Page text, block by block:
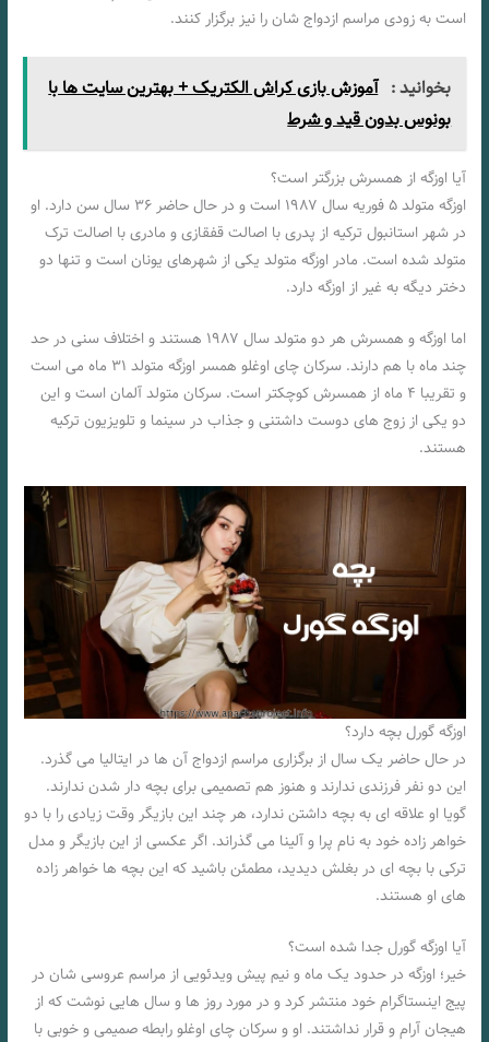
است به زودی مراسم ازدواج شان را نیز برگزار کنند.
بخوانید : آموزش بازی کراش الکتریک + بهترین سایت ها با
بونوس بدون قید و شرط
آیا اوزگه از همسرش بزرگتر است؟
اوزگه متولد ۵ فوریه سال ۱۹۸۷ است و در حال حاضر ۳۶ سال سن دارد. او
در شهر استانبول ترکیه از پدری با اصالت قفقازی و مادری با اصالت ترک
متولد شده است. مادر اوزگه متولد یکی از شهرهای یونان است و تنها دو
دختر دیگه به غیر از اوزگه دارد.
اما اوزگه و همسرش هر دو متولد سال ۱۹۸۷ هستند و اختلاف سنی در حد
چند ماه با هم دارند. سرکان چای اوغلو همسر اوزگه متولد ۳۱ ماه می است
و تقریبا ۴ ماه از همسرش کوچکتر است. سرکان متولد آلمان است و این
دو یکی از زوج های دوست داشتنی و جذاب در سینما و تلویزیون ترکیه
هستند.
اوزگه گورل بچه دارد؟
در حال حاضر یک سال از برگزاری مراسم ازدواج آن ها در ایتالیا می گذرد.
این دو نفر فرزندی ندارند و هنوز هم تصمیمی برای بچه دار شدن ندارند.
گویا او علاقه ای به بچه داشتن ندارد، هر چند این بازیگر وقت زیادی را با دو
خواهر زاده خود به نام پرا و آلینا می گذراند. اگر عکسی از این بازیگر و مدل
ترکی با بچه ای در بغلش دیدید، مطمئن باشید که این بچه ها خواهر زاده
های او هستند.
آیا اوزگه گورل جدا شده است؟
خیر؛ اوزگه در حدود یک ماه و نیم پیش ویدئویی از مراسم عروسی شان در
پیج اینستاگرام خود منتشر کرد و در مورد روز ها و سال هایی نوشت که از
هیجان آرام و قرار نداشتند. او و سرکان چای اوغلو رابطه صمیمی و خوبی با